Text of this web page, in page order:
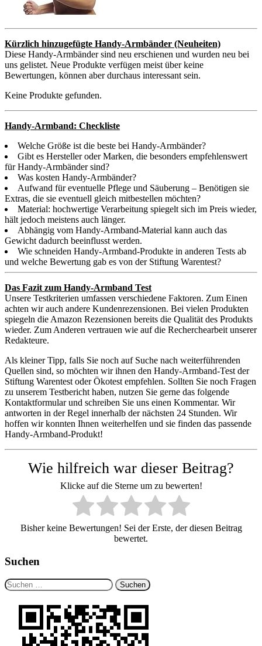
Kürzlich hinzugefügte Handy-Armbänder (Neuheiten)
Diese Handy-Armbänder sind neu erschienen und wurden neu bei
uns gelistet. Neue Produkte verfügen meist über keine
Bewertungen, können aber durchaus interessant sein.
Keine Produkte gefunden.
Handy-Armband: Checkliste
Welche Größe ist die beste bei Handy-Armbänder?
Gibt es Hersteller oder Marken, die besonders empfehlenswert
für Handy-Armbänder sind?
Was kosten Handy-Armbänder?
Aufwand für eventuelle Pflege und Säuberung – Benötigen sie
Extras, die sie eventuell gleich mitbestellen möchten?
Material: hochwertige Verarbeitung spiegelt sich im Preis wieder,
hält jedoch meistens auch länger.
Abhängig vom Handy-Armband-Material kann auch das
Gewicht dadurch beeinflusst werden.
Wie schneiden Handy-Armband-Produkte in anderen Tests ab
und welche Bewertung gab es von der Stiftung Warentest?
Das Fazit zum Handy-Armband Test
Unsere Testkriterien umfassen verschiedene Faktoren. Zum Einen
achten wir auch andere Kundenrezensionen. Bei vielen Produkten
spiegeln die Amazon Rezensionen bereits die Qualität des Produkts
wieder. Zum Anderen vertrauen wie auf die Recherchearbeit unserer
Redakteure.
Als kleiner Tipp, falls Sie noch auf Suche nach weiterführenden
Quellen sind, so möchten wir ihnen den Handy-Armband-Test der
Stiftung Warentest oder Ökotest empfehlen. Sollten Sie noch Fragen
zu unserem Testbericht haben, nutzen Sie gerne das folgende
Kontaktformular und schreiben Sie uns einen Kommentar. Wir
antworten in der Regel innerhalb der nächsten 24 Stunden. Wir
hoffen wir konnten Ihnen weiterhelfen und sie finden das passende
Handy-Armband-Produkt!
Wie hilfreich war dieser Beitrag?
Klicke auf die Sterne um zu bewerten!
Bisher keine Bewertungen! Sei der Erste, der diesen Beitrag
bewertet.
Suchen
Suchen
nach: